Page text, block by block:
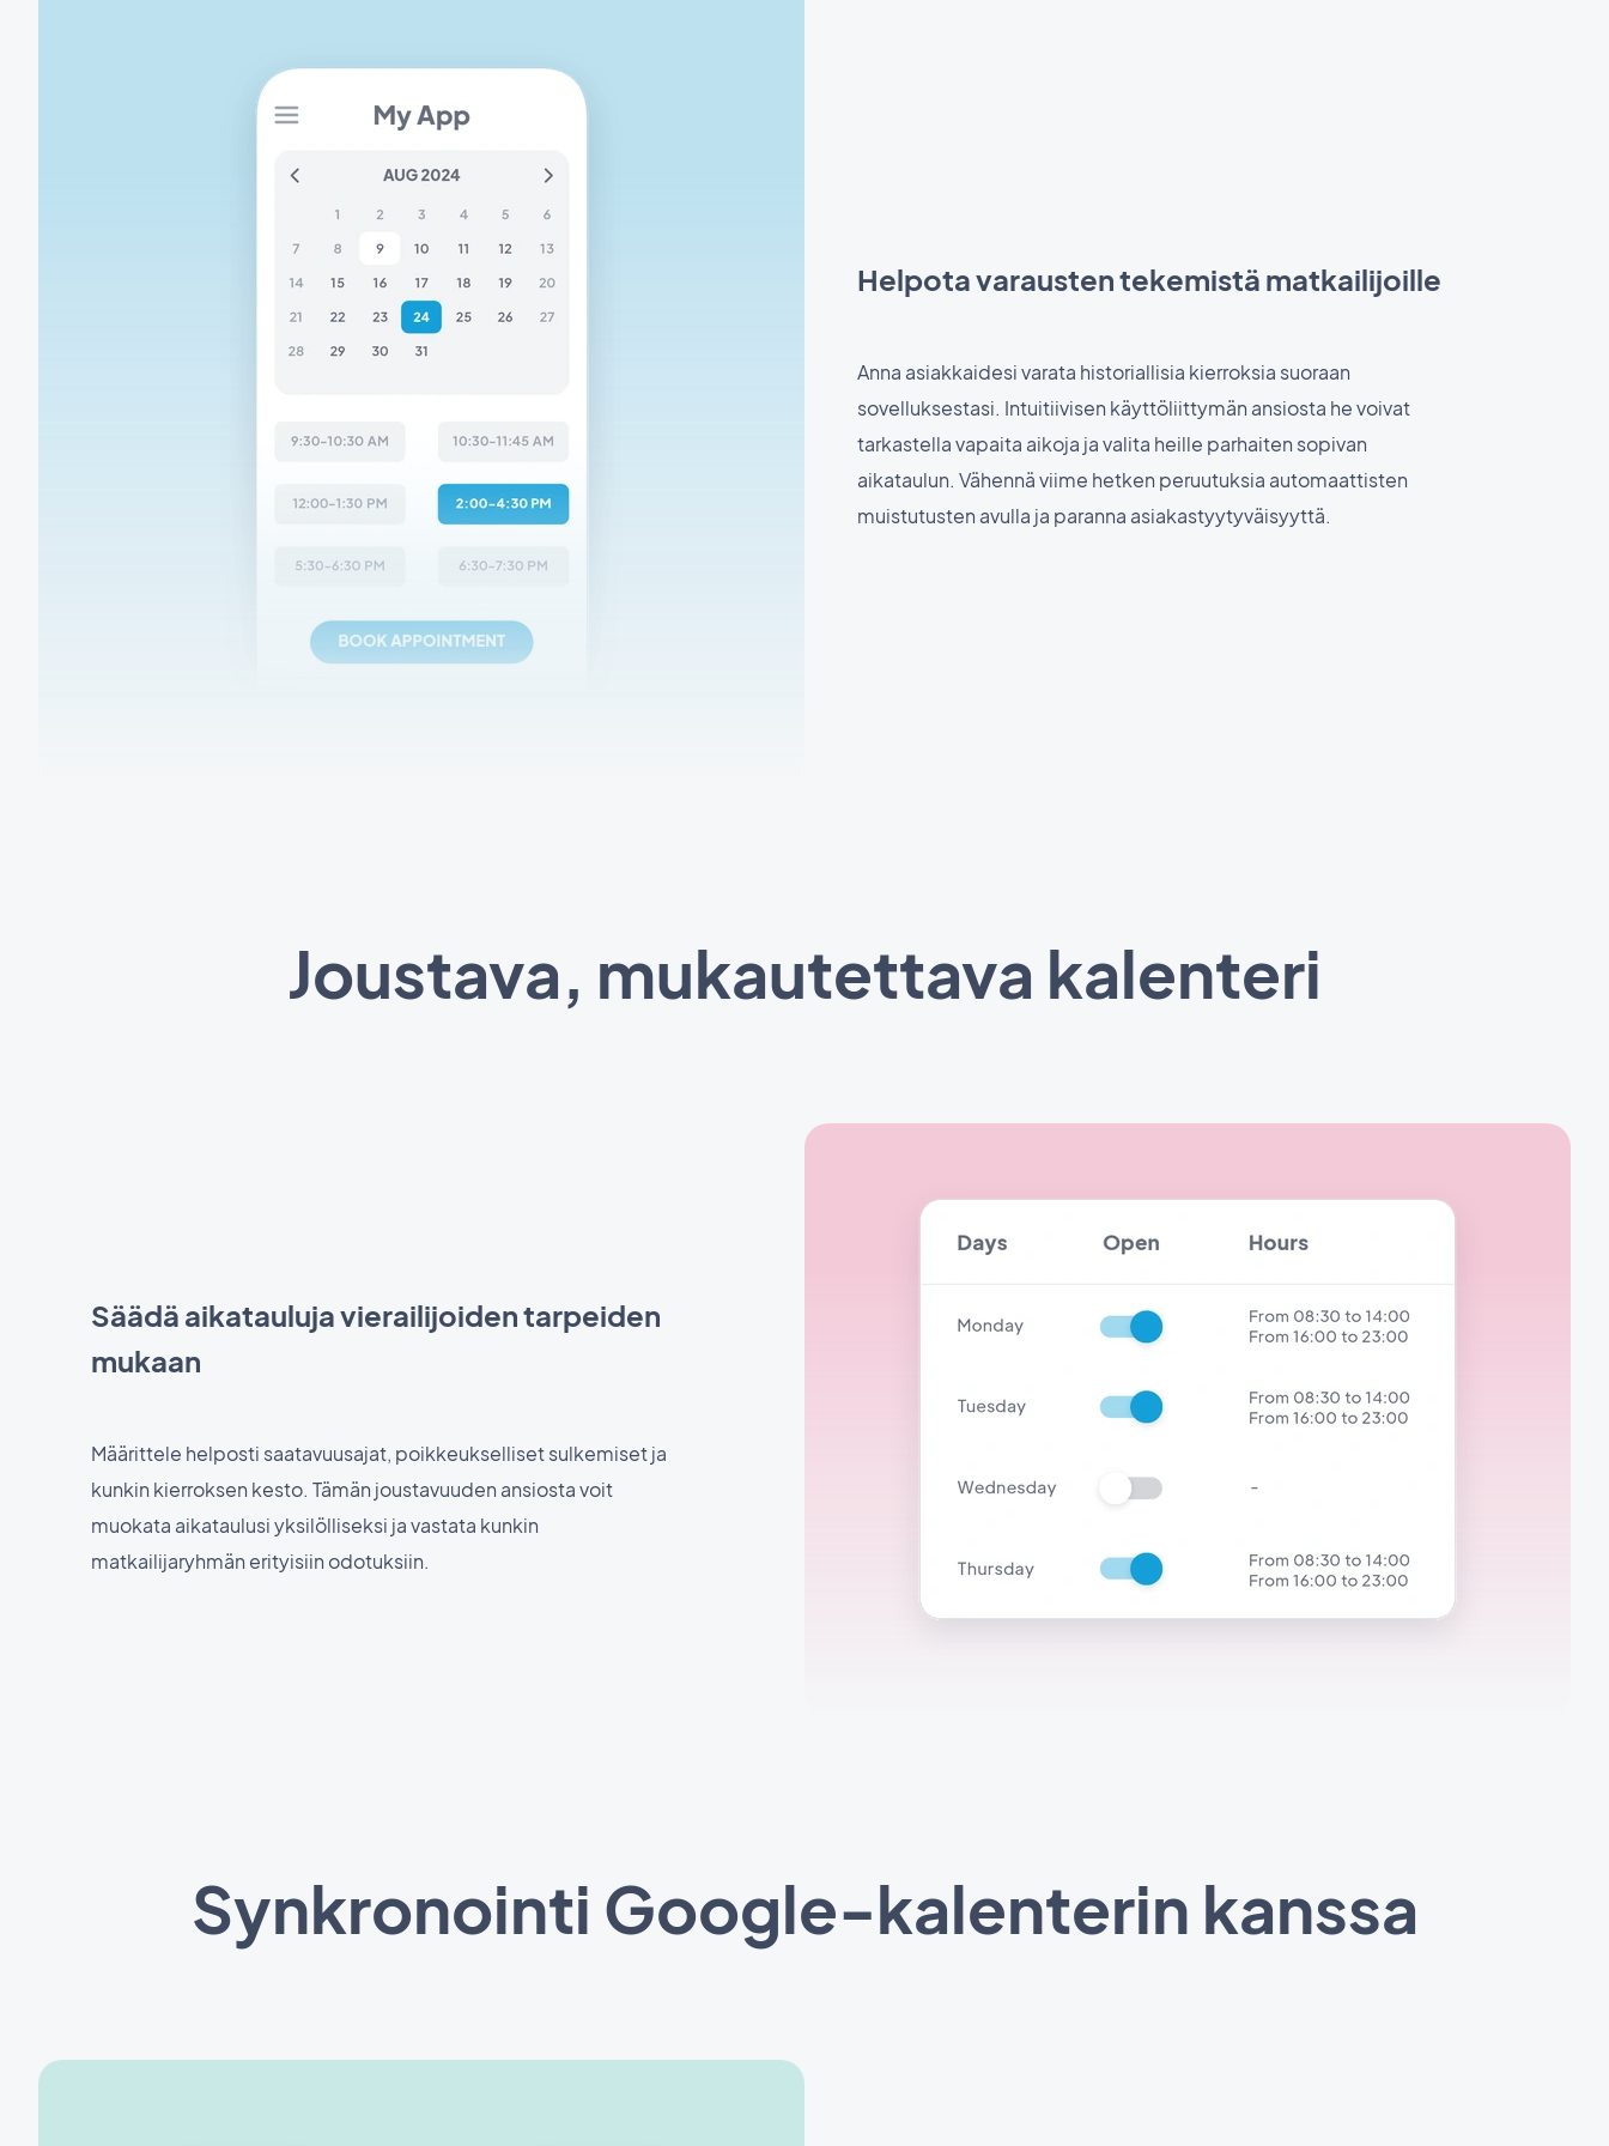
Helpota varausten tekemistä matkailijoille
Anna asiakkaidesi varata historiallisia kierroksia suoraan
sovelluksestasi. Intuitiivisen käyttöliittymän ansiosta he voivat
tarkastella vapaita aikoja ja valita heille parhaiten sopivan
aikataulun. Vähennä viime hetken peruutuksia automaattisten
muistutusten avulla ja paranna asiakastyytyväisyyttä.
Joustava, mukautettava kalenteri
Säädä aikatauluja vierailijoiden tarpeiden
mukaan
Määrittele helposti saatavuusajat, poikkeukselliset sulkemiset ja
kunkin kierroksen kesto. Tämän joustavuuden ansiosta voit
muokata aikataulusi yksilölliseksi ja vastata kunkin
matkailijaryhmän erityisiin odotuksiin.
Synkronointi Google-kalenterin kanssa